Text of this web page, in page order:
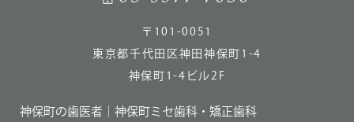
〒101-0051
東京都千代田区神田神保町1-4
神保町1-4ビル2F
神保町の歯医者 ｜神保町ミセ歯科・矯正歯科